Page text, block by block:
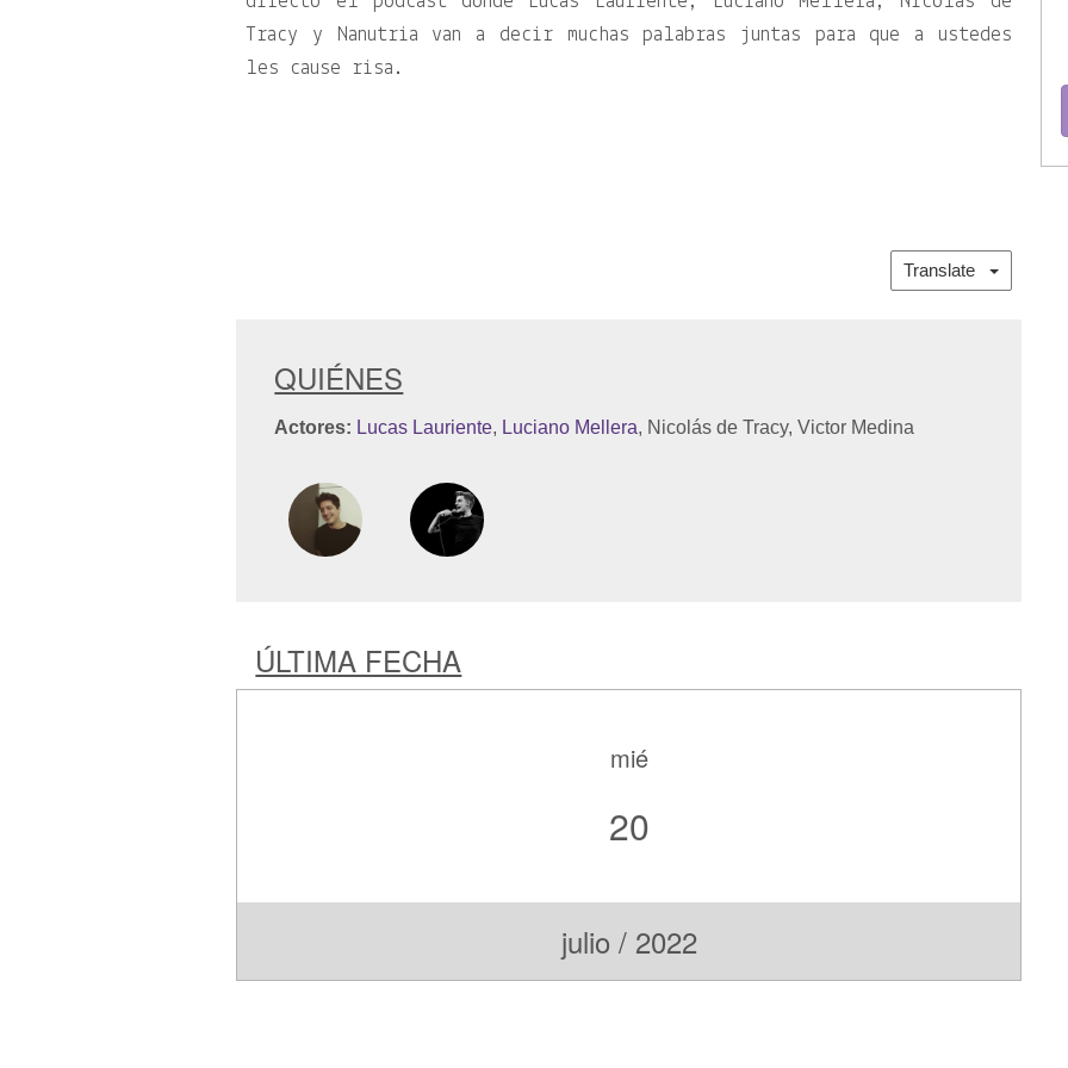
Tracy y Nanutria van a decir muchas palabras juntas para que a ustedes
les cause risa.
Translate
QUIÉNES
Actores: Lucas Lauriente, Luciano Mellera, Nicolás de Tracy, Victor Medina
ÚLTIMA FECHA
mié
20
julio / 2022